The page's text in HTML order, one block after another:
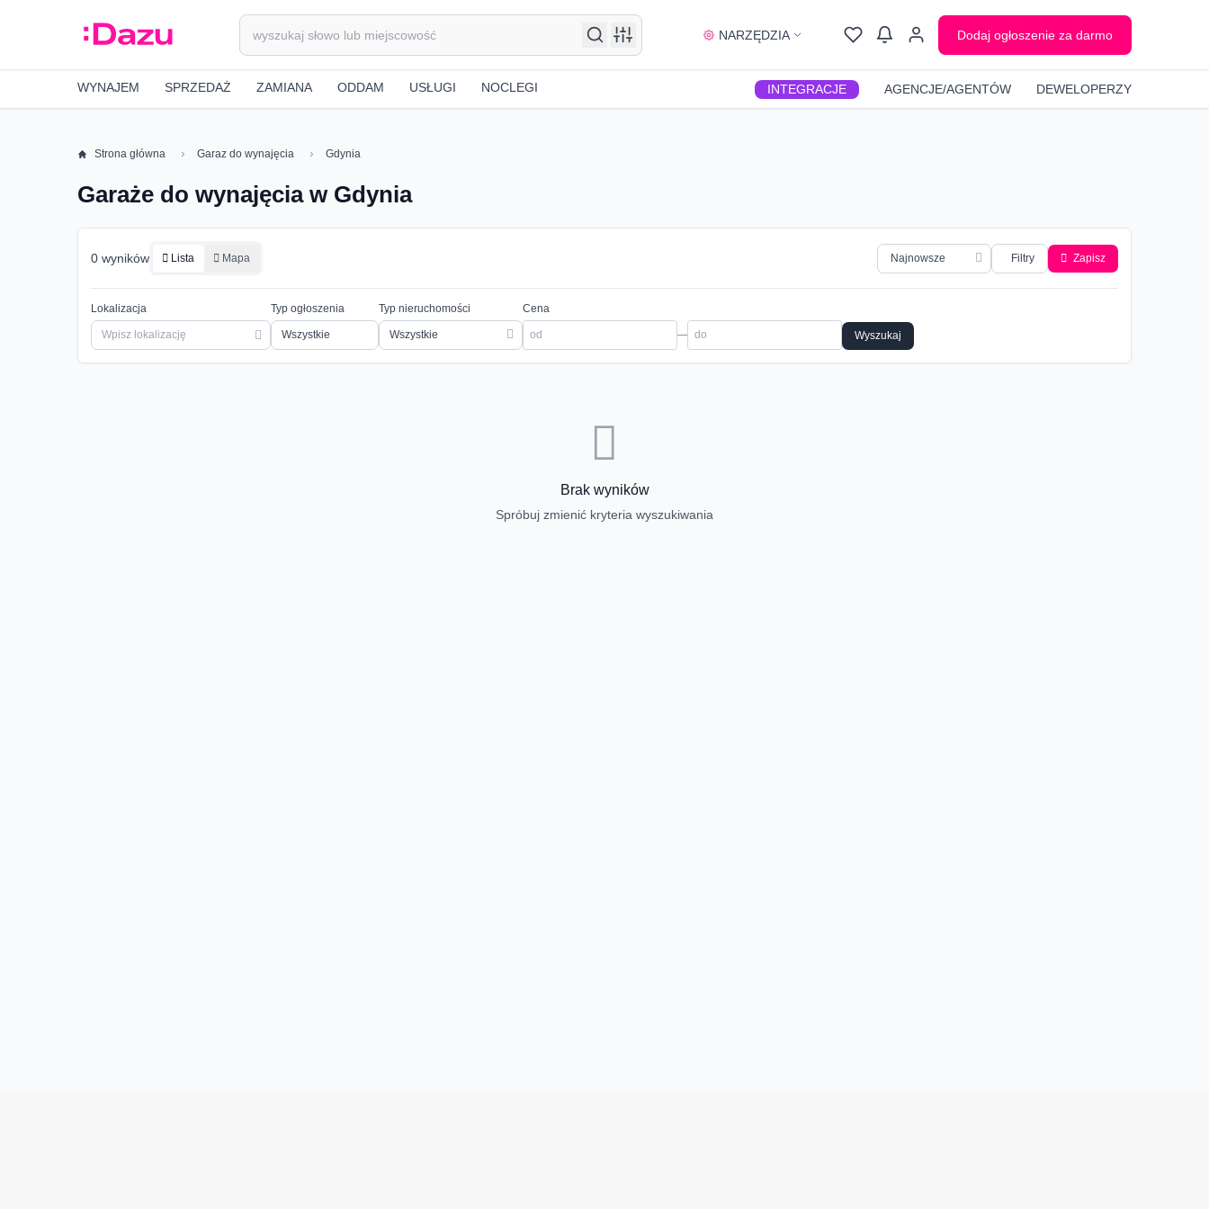
NARZĘDZIA Dodaj ogłoszenie za darmo
WYNAJEM SPRZEDAŻ ZAMIANA ODDAM USŁUGI NOCLEGI INTEGRACJE AGENCJE/AGENTÓW DEWELOPERZY
Strona główna Garaz do wynajęcia Gdynia
Garaże do wynajęcia w Gdynia
0 wyników Lista Mapa Filtry Zapisz
Lokalizacja Typ ogłoszenia Typ nieruchomości
Wszystkie
Cena
— Wyszukaj
Brak wyników
Spróbuj zmienić kryteria wyszukiwania